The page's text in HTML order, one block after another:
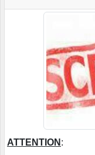
ATTENTION :